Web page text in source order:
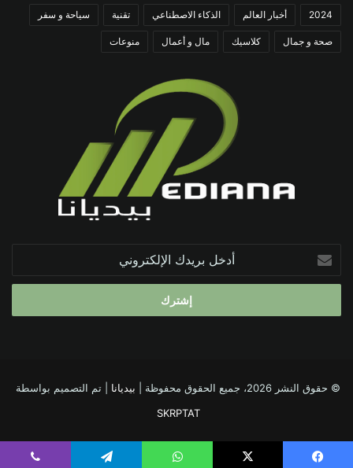
2024 أخبار العالم الذكاء الاصطناعي تقنية سياحة و سفر
صحة و جمال كلاسيك مال و أعمال منوعات
بريدك
الإلكتروني
© حقوق النشر 2026، جميع الحقوق محفوظة | بيديانا | تم التصميم بواسطة
SKRPTAT